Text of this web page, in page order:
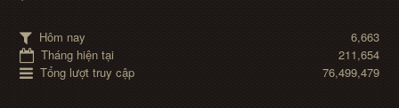
Hôm nay
6,663
Tháng hiện tại
211,654
Tổng lượt truy cập
76,499,479